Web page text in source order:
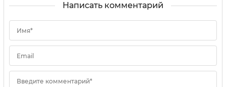
Написать комментарий
Имя*
Email
Введите комментарий*